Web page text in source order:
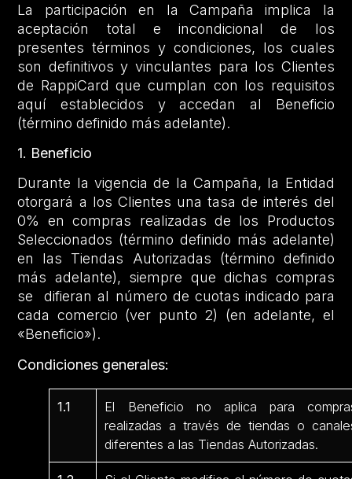
La participación en la Campaña implica la
aceptación total e incondicional de los
presentes términos y condiciones, los cuales
son definitivos y vinculantes para los Clientes
de RappiCard que cumplan con los requisitos
aquí establecidos y accedan al Beneficio
(término definido más adelante).
1. Beneficio
Durante la vigencia de la Campaña, la Entidad
otorgará a los Clientes una tasa de interés del
0% en compras realizadas de los Productos
Seleccionados (término definido más adelante)
en las Tiendas Autorizadas (término definido
más adelante), siempre que dichas compras
se difieran al número de cuotas indicado para
cada comercio (ver punto 2) (en adelante, el
«Beneficio»).
Condiciones generales:
1.1
El Beneficio no aplica para
realizadas a través de tiendas o
diferentes a las Tiendas Autorizadas.